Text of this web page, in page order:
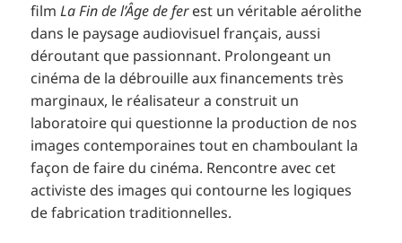
filmLa Fin de l’Âge de ferest un véritable aérolithe
dans le paysage audiovisuel français, aussi
déroutant que passionnant. Prolongeant un
cinéma de la débrouille aux financements très
marginaux, le réalisateur a construit un
laboratoire qui questionne la production de nos
images contemporaines tout en chamboulant la
façon de faire du cinéma. Rencontre avec cet
activiste des images qui contourne les logiques
de fabrication traditionnelles.